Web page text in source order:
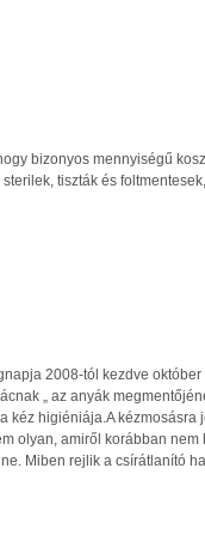
bizonyos mennyiségű
tiszták és
2008-tól kezdve
„ az anyák
kéz higiéniája.A
olyan, amiről korábban
Miben rejlik a csírátlanító